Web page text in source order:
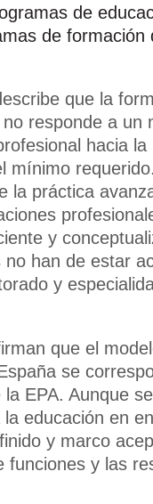
de
de formación
que la
responde a un
hacia
mínimo
la práctica
y
han de estar
y
que el
se
EPA. Aunque
educación en
y marco
funciones y las